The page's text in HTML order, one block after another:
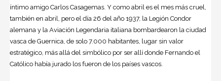
íntimo amigo Carlos Casagemas. Y como abril es el mes más cruel,
también en abril, pero el día 26 del año 1937, la Legión Condor
alemana y la Aviación Legendaria italiana bombardearon la ciudad
vasca de Guernica, de solo 7.000 habitantes, lugar sin valor
estratégico, más allá del simbólico por ser allí donde Fernando el
Católico había jurado los fueron de los países vascos.